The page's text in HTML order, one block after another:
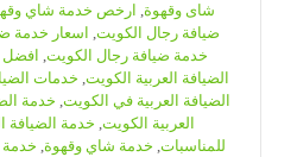
شاى وقهوة, ارخص خدمة شاي
ضيافة رجال الكويت, اسعار خدمة
خدمة ضيافة رجال الكويت, افضل
الضيافة العربية الكويت, خدمات
الضيافة العربية في الكويت, خدمة
العربية الكويت, خدمة الضيافة
للمناسبات, خدمة شاي وقهوة, خدمة